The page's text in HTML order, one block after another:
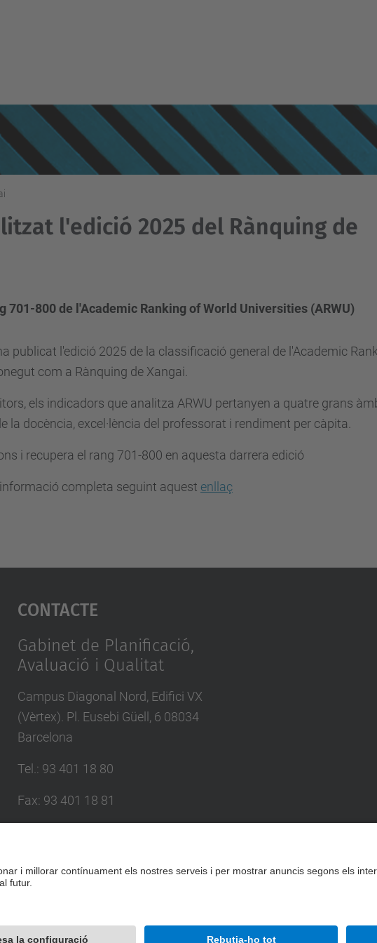
l'edició 2025 del Rànquing de
701-800 de l'Academic Ranking of World Universities (ARWU)
publicat l'edició 2025 de la classificació general de l'Academic
com a Rànquing de Xangai.
els indicadors que analitza ARWU pertanyen a quatre grans
la docència, excel·lència del professorat i rendiment per càpita.
i recupera el rang 701-800 en aquesta darrera edició
completa seguint aquest enllaç
Contacte
Gabinet de Planificació,
Avaluació i Qualitat
Campus Diagonal Nord, Edifici VX
(Vèrtex). Pl. Eusebi Güell, 6 08034
Barcelona
Tel. : 93 401 18 80
Fax: 93 401 18 81